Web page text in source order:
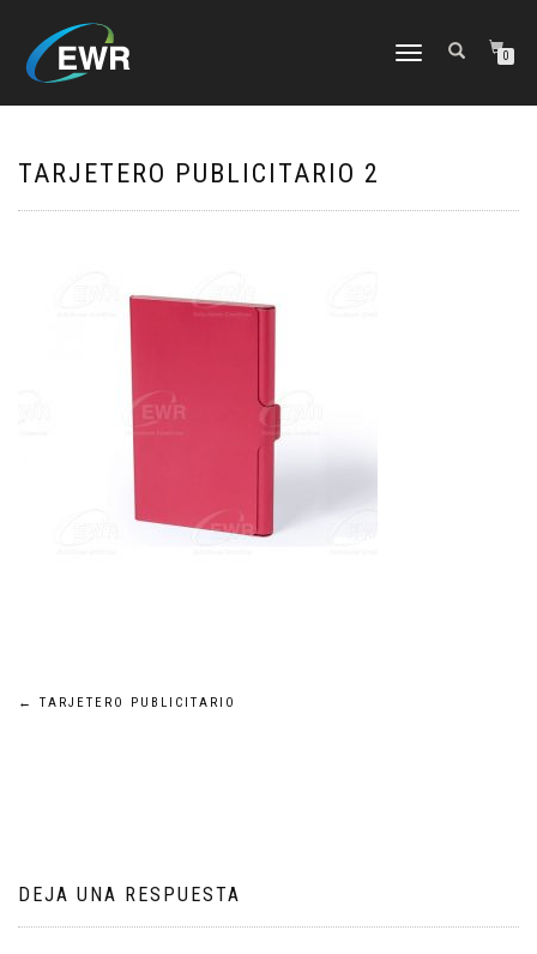
CAMBIAR
0
TARJETERO PUBLICITARIO 2
Navegación
← TARJETERO PUBLICITARIO
DEJA UNA RESPUESTA